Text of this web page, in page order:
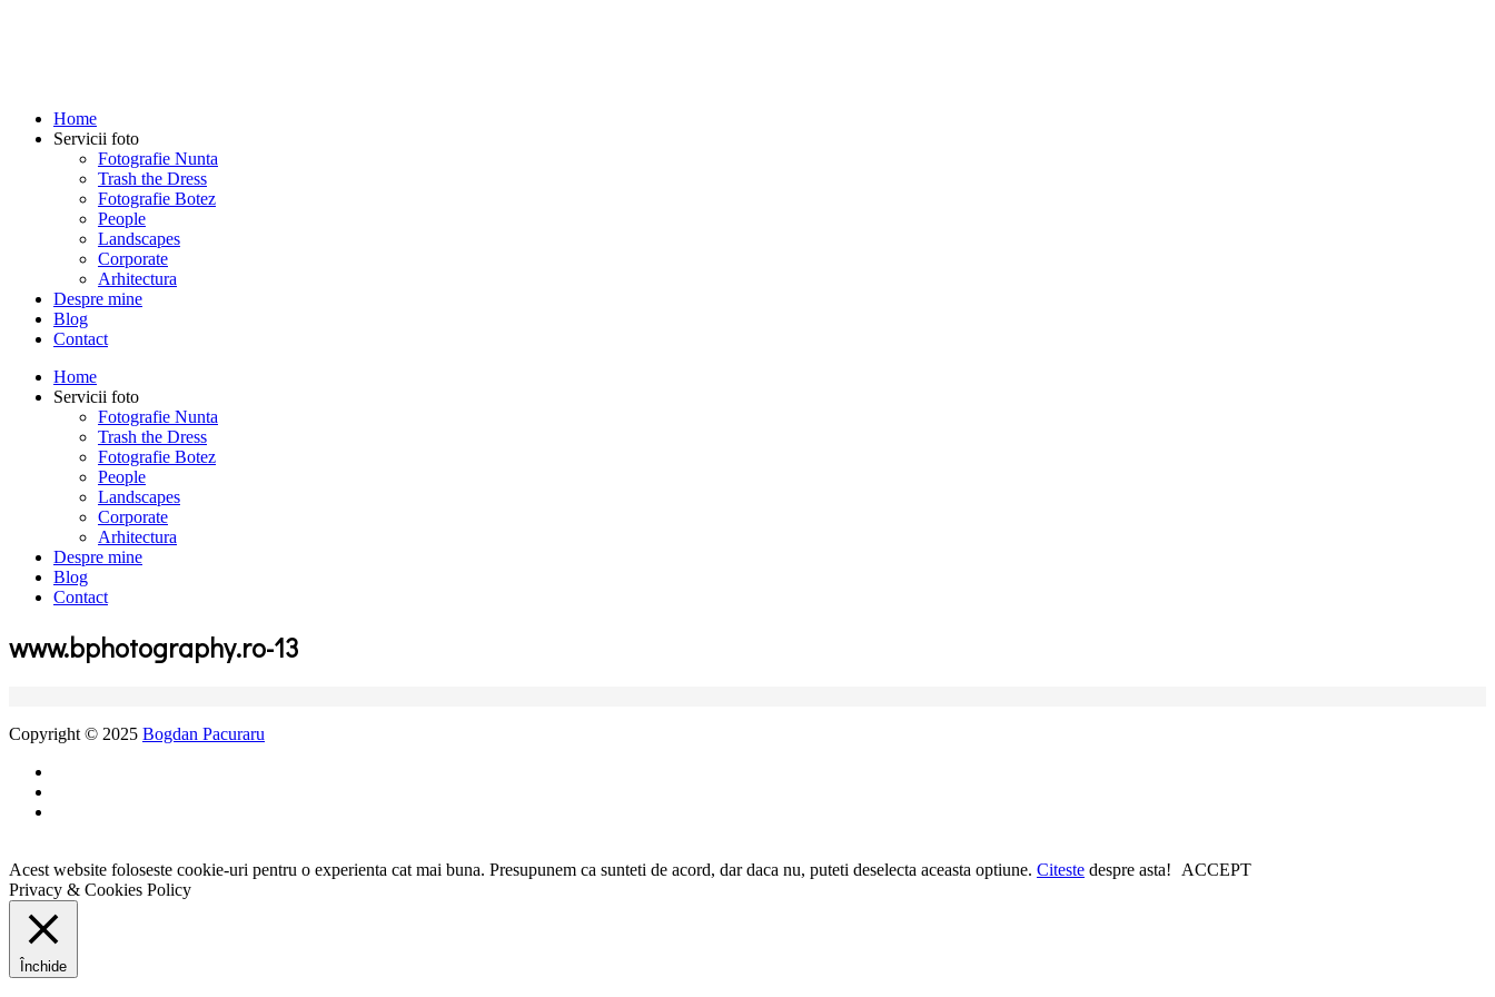
Home
Servicii foto
Fotografie Nunta
Trash the Dress
Fotografie Botez
People
Landscapes
Corporate
Arhitectura
Despre mine
Blog
Contact
Home
Servicii foto
Fotografie Nunta
Trash the Dress
Fotografie Botez
People
Landscapes
Corporate
Arhitectura
Despre mine
Blog
Contact
www.bphotography.ro-13
Copyright © 2025 Bogdan Pacuraru
Acest website foloseste cookie-uri pentru o experienta cat mai buna. Presupunem ca sunteti de acord, dar daca nu, puteti deselecta aceasta optiune. Citeste despre asta!
ACCEPT
Privacy & Cookies Policy
Închide